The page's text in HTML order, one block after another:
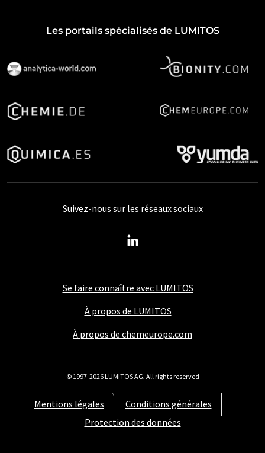
Les portails spécialisés de LUMITOS
Se faire connaître avec LUMITOS
À propos de LUMITOS
À propos de chemeurope.com
Mentions légales
Conditions générales
Protection des données
Suivez-nous sur les réseaux sociaux
© 1997-2026 LUMITOS AG, All rights reserved